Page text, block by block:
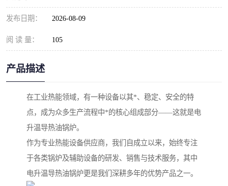
发布日期： 2026-08-09
阅 读 量： 105
产品描述
在工业热能领域，有一种设备以其*、稳定、安全的特
点，成为众多生产流程中*的核心组成部分——这就是电
升温导热油锅炉。
作为专业热能设备供应商，我们自成立以来，始终专注
于各类锅炉及辅助设备的研发、销售与技术服务，其中
电升温导热油锅炉更是我们深耕多年的优势产品之一。